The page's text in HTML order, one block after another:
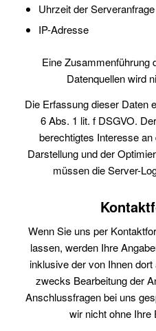
Uhrzeit der Serveranfrage
IP-Adresse
Eine Zusammenführung
Datenquellen wird
Die Erfassung dieser Daten
6 Abs. 1 lit. f DSGVO.
berechtigtes Interesse
Darstellung und der
müssen die Server-
Wenn Sie uns per
lassen, werden Ihre
inklusive der von Ihnen
zwecks Bearbeitung der
Anschlussfragen bei uns
wir nicht ohne Ihre